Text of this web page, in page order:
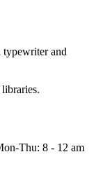
typewriter and
Thu: 8 - 12 am